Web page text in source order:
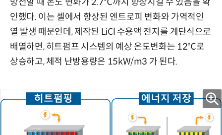
인했다. 이는 셀에서 향상된 엔트로피 변화와 가역적인
열 발생 때문인데, 제작된 LiCl 수용액 전지를 계단식으로
배열하면, 히트펌프 시스템의 예상 온도변화는 12℃로
상승하고, 체적 난방용량은 15kW/m3 가 된다.